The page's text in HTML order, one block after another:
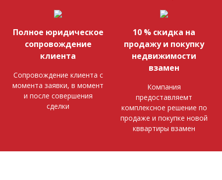
Полное юридическое
сопровождение
клиента
Сопровождение клиента с
момента заявки, в момент
и после совершения
сделки
10 % скидка на
продажу и покупку
недвижимости
взамен
Компания
предоставляемт
комплексное решение по
продаже и покупке новой
кввартиры взамен